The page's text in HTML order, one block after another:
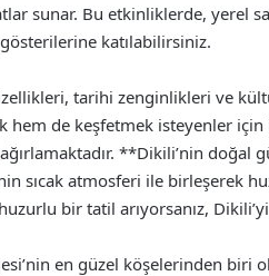
sunar. Bu etkinliklerde, yerel
katılabilirsiniz.
tarihi zenginlikleri ve
hem de keşfetmek isteyenler
**Dikili’nin doğal
sıcak atmosferi ile birleşerek
bir tatil arıyorsanız,
en güzel köşelerinden